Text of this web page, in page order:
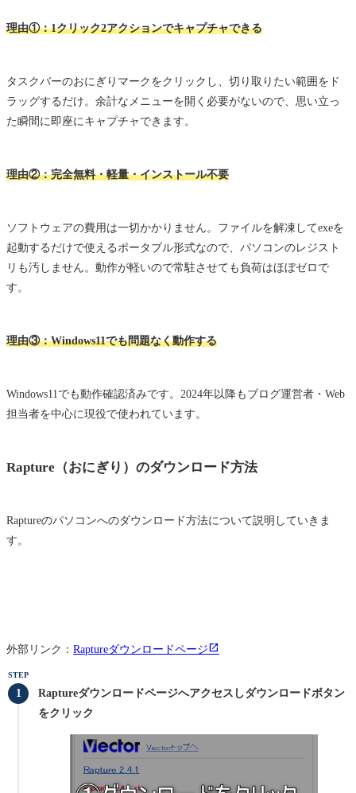
理由①：1クリック2アクションでキャプチャできる
タスクバーのおにぎりマークをクリックし、切り取りたい範囲をド
ラッグするだけ。余計なメニューを開く必要がないので、思い立っ
た瞬間に即座にキャプチャできます。
理由②：完全無料・軽量・インストール不要
ソフトウェアの費用は一切かかりません。ファイルを解凍してexeを
起動するだけで使えるポータブル形式なので、パソコンのレジスト
リも汚しません。動作が軽いので常駐させても負荷はほぼゼロで
す。
理由③：Windows11でも問題なく動作する
Windows11でも動作確認済みです。2024年以降もブログ運営者・Web
担当者を中心に現役で使われています。
Rapture（おにぎり）のダウンロード方法
Raptureのパソコンへのダウンロード方法について説明していきま
す。
外部リンク： Raptureダウンロードページ
STEP
Raptureダウンロードページへアクセスしダウンロードボタン
をクリック